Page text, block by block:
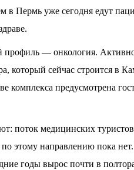
в Пермь уже сегодня едут
— онкология.
который сейчас строится в
комплекса предусмотрена
поток медицинских
этому направлению пока
годы вырос почти в